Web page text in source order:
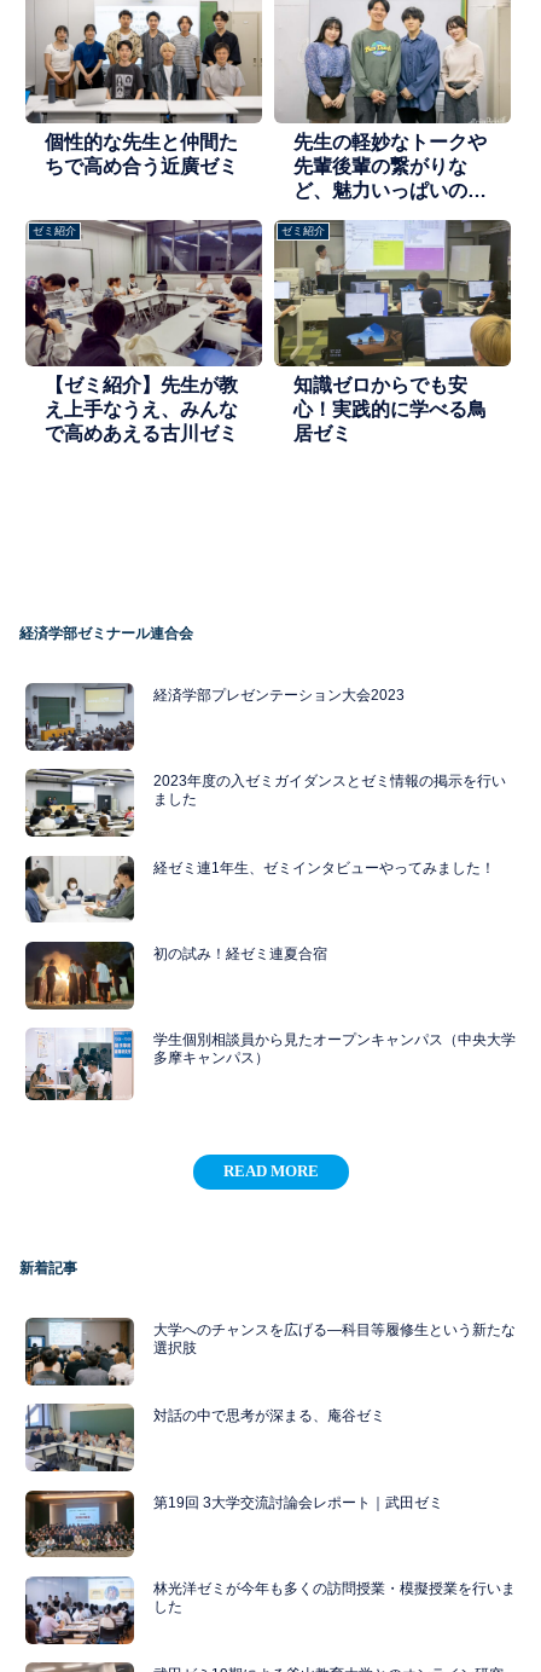
個性的な先生と仲間た
ちで高め合う近廣ゼミ
先生の軽妙なトークや
先輩後輩の繋がりな
ど、魅力いっぱいの武
ー。
ゼミ紹介
【ゼミ紹介】先生が教
え上手なうえ、みんな
で高めあえる古川ゼミ
ゼミ紹介
知識ゼロからでも安
心！実践的に学べる鳥
居ゼミ
経済学部ゼミナール連合会
経済学部プレゼンテーション大会2023
2023年度の入ゼミガイダンスとゼミ情報の掲示を行い
ました
経ゼミ連1年生、ゼミインタビューやってみました！
初の試み！経ゼミ連夏合宿
学生個別相談員から見たオープンキャンパス（中央大学
多摩キャンパス）
READ MORE
新着記事
大学へのチャンスを広げる―科目等履修生という新たな
選択肢
対話の中で思考が深まる、庵谷ゼミ
第19回 3大学交流討論会レポート｜武田ゼミ
林光洋ゼミが今年も多くの訪問授業・模擬授業を行いま
した